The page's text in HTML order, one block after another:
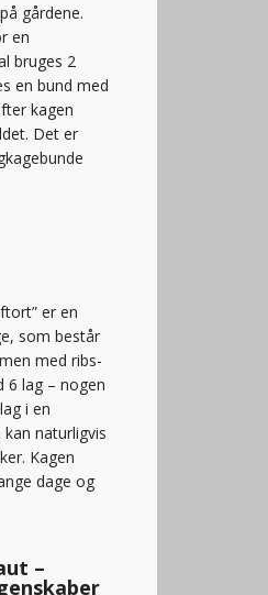
gårdene.
en
bruges 2
en bund med
kagen
Det er
er en
som består
med ribs-
6 lag – nogen
i en
naturligvis
Kagen
dage og
–